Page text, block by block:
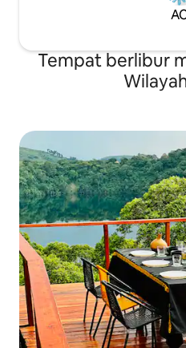
Tempat berlibur